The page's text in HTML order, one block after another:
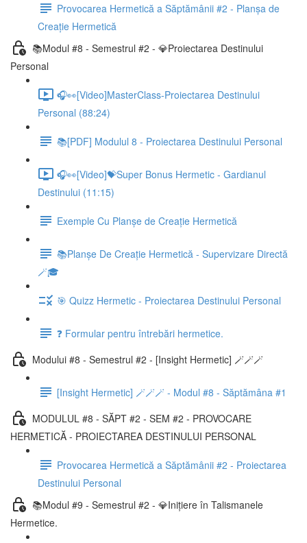
Provocarea Hermetică a Săptămânii #2 - Planșa de
Creație Hermetică
📚Modul #8 - Semestrul #2 - 💎Proiectarea Destinului
Personal
🎧👀[Video]MasterClass-Proiectarea Destinului
Personal (88:24)
📚[PDF] Modulul 8 - Proiectarea Destinului Personal
🎧👀[Video]💝Super Bonus Hermetic - Gardianul
Destinului (11:15)
Exemple Cu Planșe de Creație Hermetică
📚Planșe De Creație Hermetică - Supervizare Directă
🪄🎓
🎯 Quizz Hermetic - Proiectarea Destinului Personal
❓ Formular pentru întrebări hermetice.
Modului #8 - Semestrul #2 - [Insight Hermetic] 🪄🪄🪄
[Insight Hermetic] 🪄🪄🪄 - Modul #8 - Săptămâna #1
MODULUL #8 - SĂPT #2 - SEM #2 - PROVOCARE
HERMETICĂ - PROIECTAREA DESTINULUI PERSONAL
Provocarea Hermetică a Săptămânii #2 - Proiectarea
Destinului Personal
📚Modul #9 - Semestrul #2 - 💎Inițiere în Talismanele
Hermetice.